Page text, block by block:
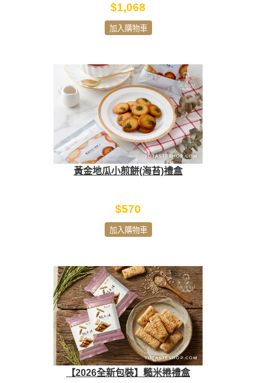
$1,068
加入購物車
黃金地瓜小煎餅(海苔)禮盒
$570
加入購物車
【2026全新包裝】糙米捲禮盒